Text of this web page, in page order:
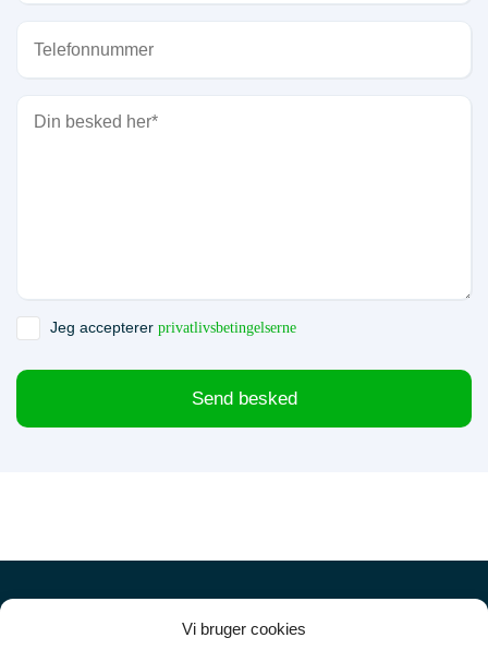
Vi bruger cookies
Jeg accepterer privatlivsbetingelserne
Send besked